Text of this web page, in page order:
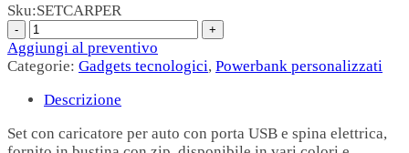
Sku:SETCARPER
Aggiungi al preventivo
Categorie: Gadgets tecnologici, Powerbank personalizzati
Descrizione
Set con caricatore per auto con porta USB e spina elettrica,